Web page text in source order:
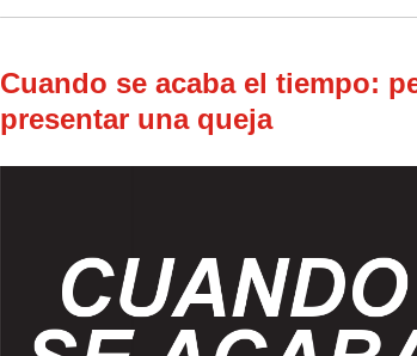
Cuando se acaba el tiempo:
presentar una queja